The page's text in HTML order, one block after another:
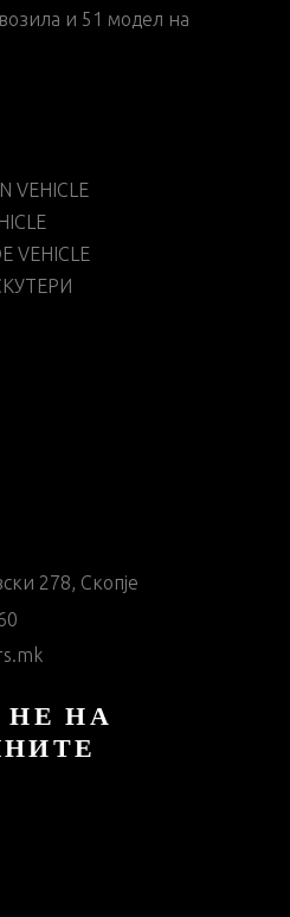
и 51 модел на
VEHICLE
VEHICLE
278, Скопје
НЕ НА